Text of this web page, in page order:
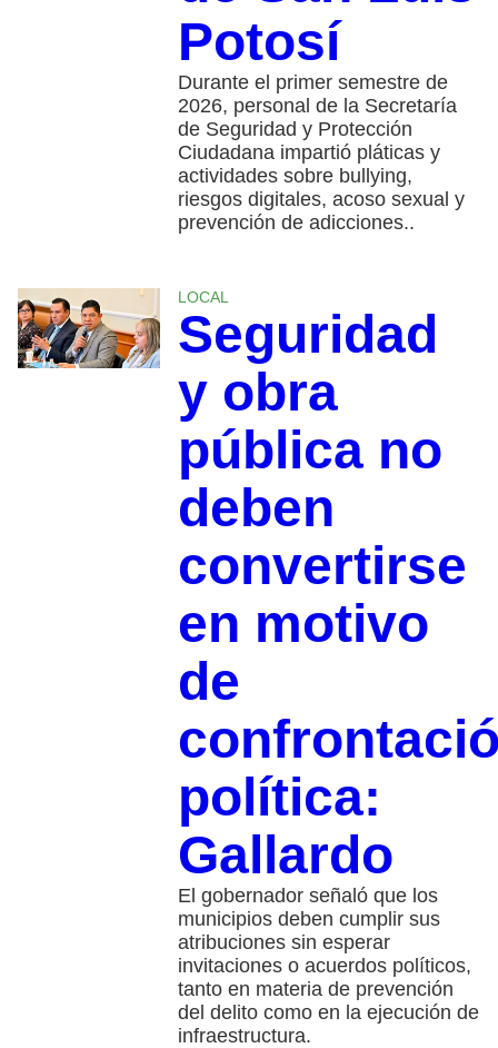
Potosí
Durante el primer semestre de
2026, personal de la Secretaría
de Seguridad y Protección
Ciudadana impartió pláticas y
actividades sobre bullying,
riesgos digitales, acoso sexual y
prevención de adicciones..
LOCAL
Seguridad
y obra
pública no
deben
convertirse
en motivo
de
política:
Gallardo
El gobernador señaló que los
municipios deben cumplir sus
atribuciones sin esperar
invitaciones o acuerdos políticos,
tanto en materia de prevención
del delito como en la ejecución de
infraestructura.